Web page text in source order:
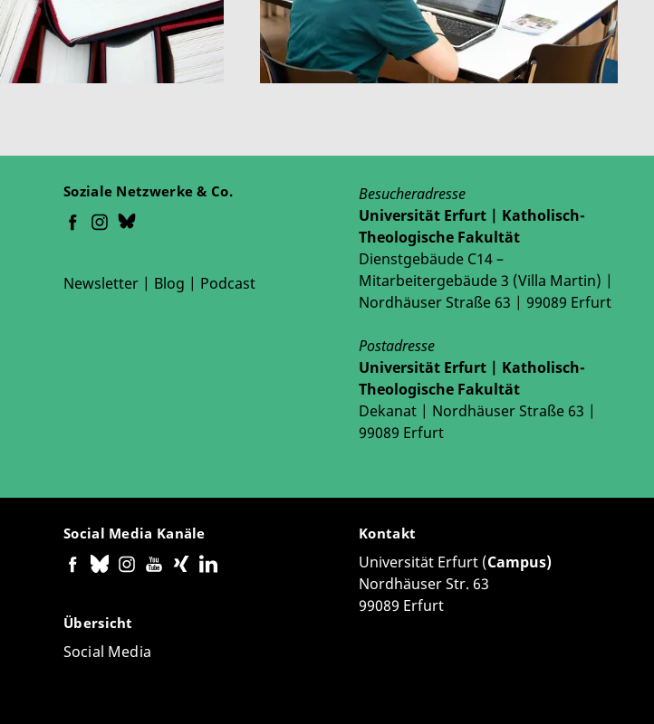
Soziale Netzwerke & Co.
Newsletter | Blog | Podcast
Besucheradresse
Universität Erfurt | Katholisch-
Theologische Fakultät
Dienstgebäude C14 –
Mitarbeitergebäude 3 (Villa Martin) |
Nordhäuser Straße 63 | 99089 Erfurt
Postadresse
Universität Erfurt | Katholisch-
Theologische Fakultät
Dekanat | Nordhäuser Straße 63 |
99089 Erfurt
Social Media Kanäle
Übersicht
Social Media
Kontakt
Universität Erfurt (Campus)
Nordhäuser Str. 63
99089 Erfurt